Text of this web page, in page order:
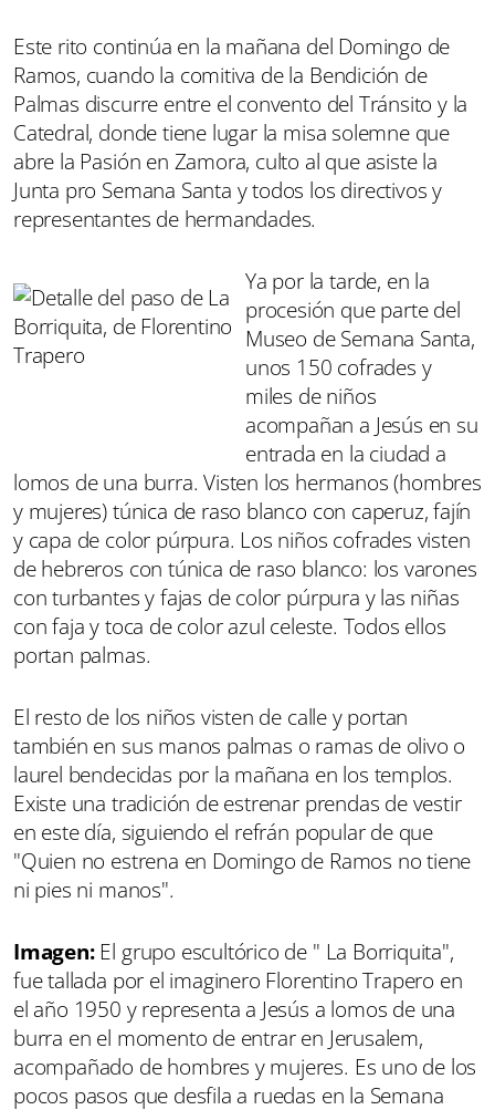
Este rito continúa en la mañana del Domingo de
Ramos, cuando la comitiva de la Bendición de
Palmas discurre entre el convento del Tránsito y la
Catedral, donde tiene lugar la misa solemne que
abre la Pasión en Zamora, culto al que asiste la
Junta pro Semana Santa y todos los directivos y
representantes de hermandades.
Ya por la tarde, en la
procesión que parte del
Museo de Semana Santa,
unos 150 cofrades y
miles de niños
acompañan a Jesús en su
entrada en la ciudad a
lomos de una burra. Visten los hermanos (hombres
y mujeres) túnica de raso blanco con caperuz, fajín
y capa de color púrpura. Los niños cofrades visten
de hebreros con túnica de raso blanco: los varones
con turbantes y fajas de color púrpura y las niñas
con faja y toca de color azul celeste. Todos ellos
portan palmas.
El resto de los niños visten de calle y portan
también en sus manos palmas o ramas de olivo o
laurel bendecidas por la mañana en los templos.
Existe una tradición de estrenar prendas de vestir
en este día, siguiendo el refrán popular de que
"Quien no estrena en Domingo de Ramos no tiene
ni pies ni manos".
Imagen:El grupo escultórico de " La Borriquita",
fue tallada por el imaginero Florentino Trapero en
el año 1950 y representa a Jesús a lomos de una
burra en el momento de entrar en Jerusalem,
acompañado de hombres y mujeres. Es uno de los
pocos pasos que desfila a ruedas en la Semana